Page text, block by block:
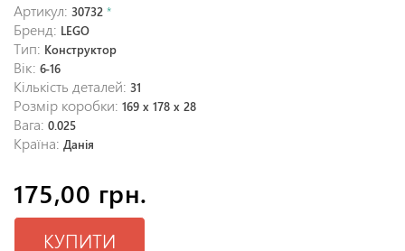
Артикул: 30732 *
Бренд: LEGO
Тип: Конструктор
Вік: 6-16
Кількість деталей: 31
Розмір коробки: 169 x 178 x 28
Вага: 0.025
Країна: Данія
175,00 грн.
КУПИТИ